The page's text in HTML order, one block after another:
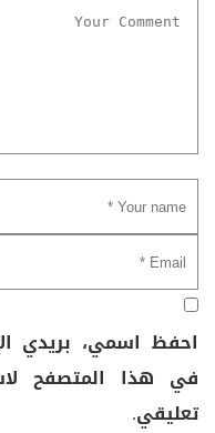
احفظ اسمي، بريدي
في هذا المتصفح
تعليقي.